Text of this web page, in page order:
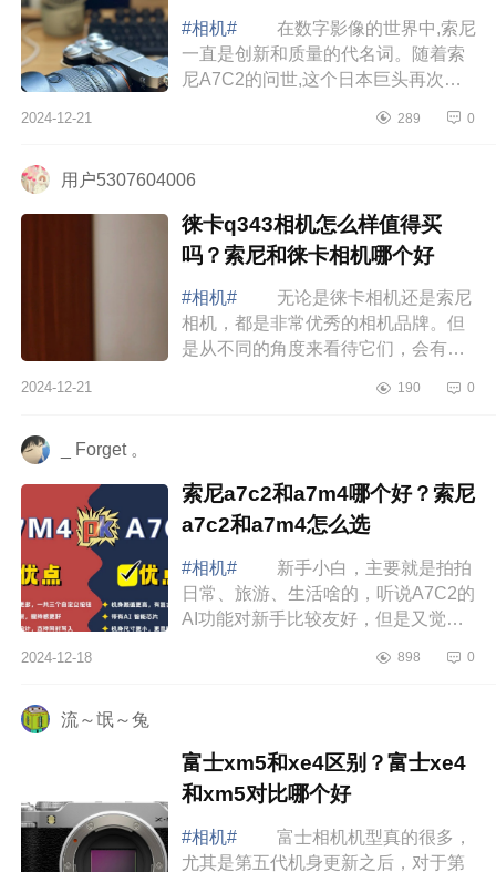
#相机#
在数字影像的世界中,索尼
一直是创新和质量的代名词。随着索
尼A7C2的问世,这个日本巨头再次证
好的工具方面的承诺。下面小编为大
2024-12-21 289 0
用户5307604006
徕卡q343相机怎么样值得买
吗？索尼和徕卡相机哪个好
#相机#
无论是徕卡相机还是索尼
相机，都是非常优秀的相机品牌。但
是从不同的角度来看待它们，会有不
徕卡q343相机怎么样值得买吗？索尼
2024-12-21 190 0
_ Forget 。
索尼a7c2和a7m4哪个好？索尼
a7c2和a7m4怎么选
#相机#
新手小白，主要就是拍拍
日常、旅游、生活啥的，听说A7C2的
AI功能对新手比较友好，但是又觉得
大家介绍下索尼a7c2和a7m4哪个
2024-12-18 898 0
流～氓～兔
富士xm5和xe4区别？富士xe4
和xm5对比哪个好
#相机#
富士相机机型真的很多，
尤其是第五代机身更新之后，对于第